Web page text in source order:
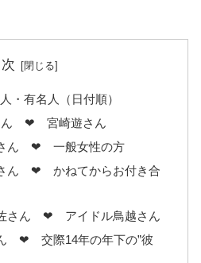
・有名人（日付順）
ん ❤ 宮崎遊さん
ん ❤ 一般女性の方
ん ❤ かねてからお付き合
さん ❤ アイドル鳥越さん
❤ 交際14年の年下の”彼